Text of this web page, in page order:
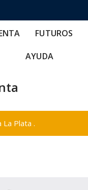
FUTUROS
AYUDA
Plata .